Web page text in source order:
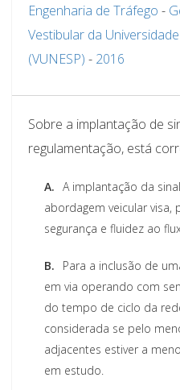
Engenharia de Tráfego -
Vestibular da
(VUNESP) - 2016
Sobre a implantação de
regulamentação, está
A. A implantação da
abordagem veicular
segurança e fluidez ao
B.
Para a inclusão de
em via operando com
do tempo de ciclo da
considerada se pelo
adjacentes estiver a
em estudo.